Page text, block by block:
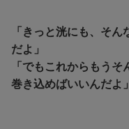
「きっと洸にも、そ
だよ」
「でもこれからもう
巻き込めばいいんだよ」